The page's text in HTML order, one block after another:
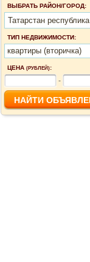
ВЫБРАТЬ РАЙОН/ГОРОД:
Татарстан республика
ТИП НЕДВИЖИМОСТИ:
квартиры (вторичка)
ЦЕНА (РУБЛЕЙ):
-